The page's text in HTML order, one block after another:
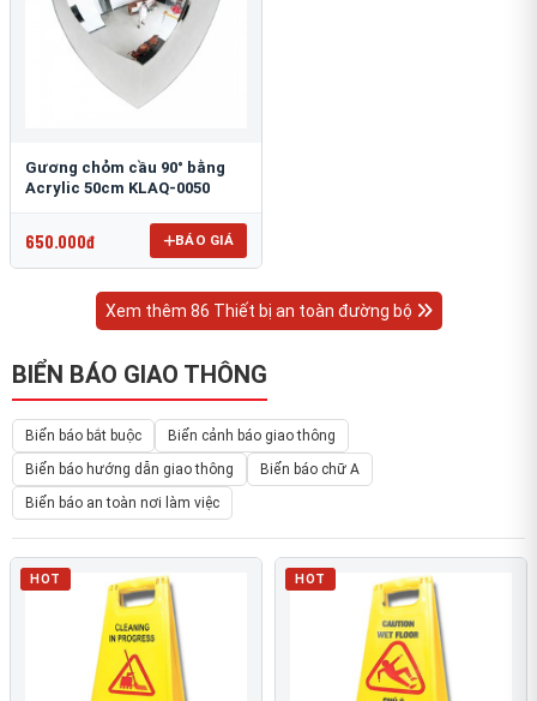
Gương chỏm cầu 90° bằng
Acrylic 50cm KLAQ-0050
650.000đ BÁO GIÁ
Xem thêm 86 Thiết bị an toàn đường bộ
BIỂN BÁO GIAO THÔNG
Biển báo bắt buộc
Biển cảnh báo giao thông
Biển báo hướng dẫn giao thông
Biển báo chữ A
Biển báo an toàn nơi làm việc
HOT HOT